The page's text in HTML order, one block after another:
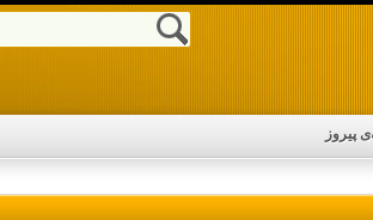
پیروز